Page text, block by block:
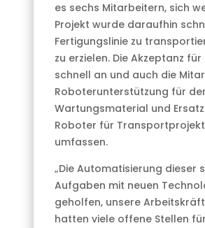
es sechs Mitarbeitern, sich
Projekt wurde daraufhin
Fertigungslinie zu
zu erzielen. Die Akzeptanz
schnell an und auch die
Roboterunterstützung für
Wartungsmaterial und
Roboter für
umfassen.
„Die Automatisierung dieser
Aufgaben mit neuen
geholfen, unsere
hatten viele offene Stellen